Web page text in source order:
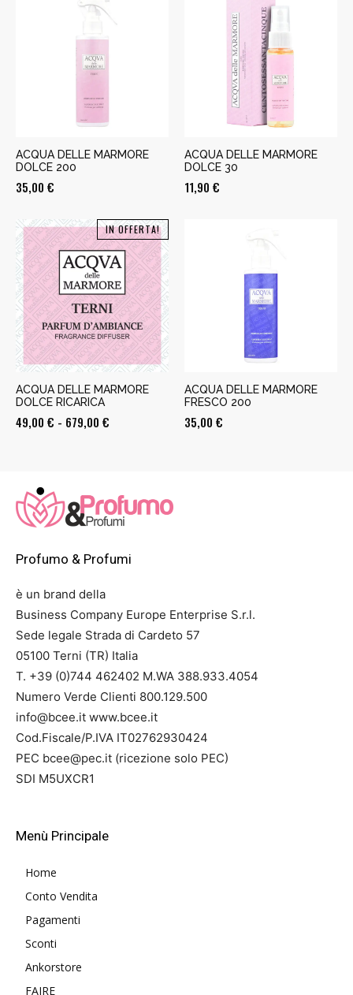
ACQUA DELLE MARMORE
DOLCE 200
35,00 €
ACQUA DELLE MARMORE
DOLCE 30
11,90 €
IN OFFERTA!
ACQUA DELLE MARMORE
DOLCE RICARICA
49,00 € - 679,00 €
49,00 €
a
ACQUA DELLE MARMORE
FRESCO 200
35,00 €
Profumo & Profumi
è un brand della
Business Company Europe Enterprise S.r.l.
Sede legale Strada di Cardeto 57
05100 Terni (TR) Italia
T. +39 (0)744 462402 M.WA 388.933.4054
Numero Verde Clienti 800.129.500
info@bcee.it www.bcee.it
Cod.Fiscale/P.IVA IT02762930424
PEC bcee@pec.it (ricezione solo PEC)
SDI M5UXCR1
Menù Principale
Home
Conto Vendita
Pagamenti
Sconti
Ankorstore
FAIRE